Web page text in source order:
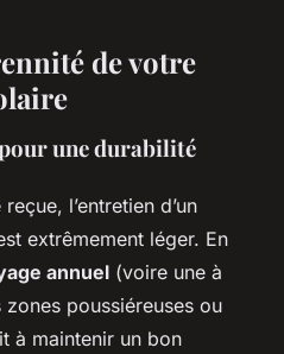
de votre
une durabilité
l’entretien d’un
extrêmement léger. En
annuel (voire une à
poussiéreuses ou
à maintenir un bon